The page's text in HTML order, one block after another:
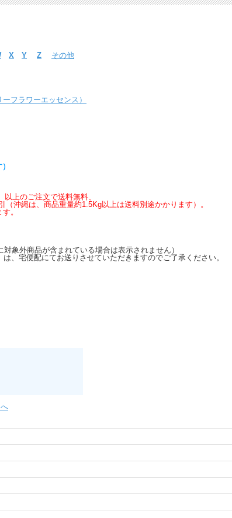
X Y Z
その他
フラワーエッセンス）
上のご注文で送料無料、
沖縄は、商品重量約1.5Kg以上は送料別途かかります）。
。
象外商品が含まれている場合は表示されません）
、宅便配にてお送りさせていただきますのでご了承ください。